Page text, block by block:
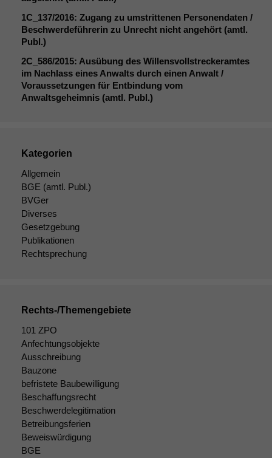
1C_137/2016: Zugang zu umstrittenen Personendaten /
Beschwerdeführerin zu Unrecht nicht angehört (amtl.
Publ.)
2C_586/2015: Ausübung des Willensvollstreckeramtes
im Nachlass eines Anwalts durch einen Anwalt /
Voraussetzungen für Entbindung vom
Anwaltsgeheimnis (amtl. Publ.)
Kategorien
Allgemein
BGE (amtl. Publ.)
BVGer
Diverses
Gesetzgebung
Publikationen
Rechtsprechung
Rechts-/Themengebiete
101 ZPO
Anfechtungsobjekte
Ausschreibung
Bauzone
befristete Baubewilligung
Beschaffungsrecht
Beschwerdelegitimation
Betreibungsferien
Beweiswürdigung
BGE
korrekt
angezeigt
Statistiken
Um unsere